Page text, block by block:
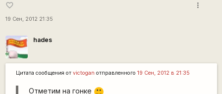
favorite_border
19 Сен, 2012 21:35
more_vert
hades
Цитата сообщения от victogan отправленного 19 Сен, 2012 в 21:35
Отметим на гонке :)